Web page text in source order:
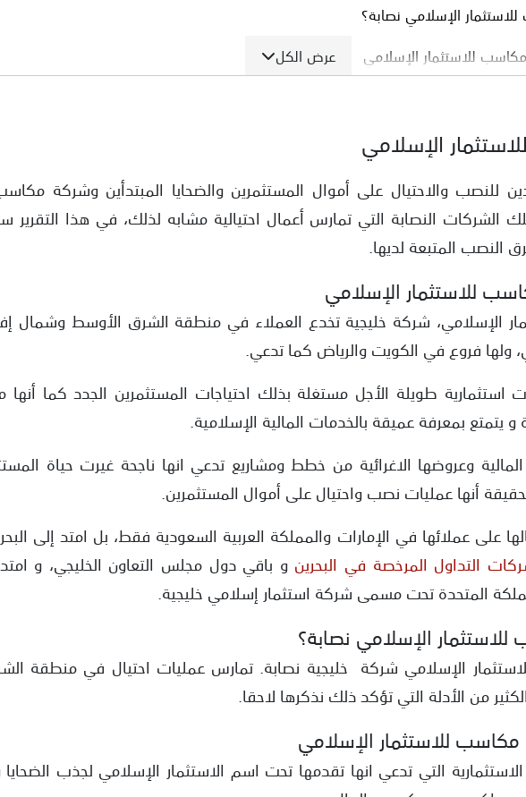
عرض الكل
الإسلامي نصابة؟
للاستثمار الإسلامي
الإسلامي للتراخيص
الاسلامي
اخبار كاذبة
من الشركات النصابة
الإسلامي
للنصب والاحتيال على أموال المستثمرين والضحايا المبتدأين وشركة
الشركات النصابة التي تمارس أعمال احتيالية مشابه لذلك، في هذا التقرير
المتبعة لديها.
للاستثمار الإسلامي
الإسلامي، شركة خليجية تخدع العملاء في منطقة الشرق الأوسط وشمال
ولها فروع في الكويت والرياض كما تدعي.
استثمارية طويلة الأجل مستغلة بذلك احتياجات المستثمرين الجدد كما أنها
يتمتع بمعرفة عميقة بالخدمات المالية الإسلامية.
وعروضها الاغرائية من خطط ومشاريع تدعي انها ناجحة غيرت حياة
أنها عمليات نصب واحتيال على أموال المستثمرين.
على عملائها في الإمارات والمملكة العربية السعودية فقط، بل امتد إلى
التداول المرخصة في البحرين و باقي دول مجلس التعاون الخليجي، و
المتحدة تحت مسمى شركة استثمار إسلامي خليجية.
الإسلامي نصابة؟
الإسلامي شركة خليجية نصابة. تمارس عمليات احتيال في منطقة
من الأدلة التي تؤكد ذلك نذكرها لاحقا.
للاستثمار الإسلامي
الاستثمارية التي تدعي انها تقدمها تحت اسم الاستثمار الإسلامي لجذب